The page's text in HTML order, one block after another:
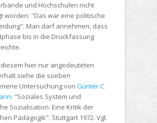
und Hochschulen nicht
worden. "Das war eine politische
Man darf annehmen, dass
bis in die Druckfassung
diesem hier nur angedeuteten
siehe die soeben
Untersuchung von Günter C.
: "Soziales System und
Sozialisation. Eine Kritik der
Pädagogik". Stuttgart 1972. Vgl.